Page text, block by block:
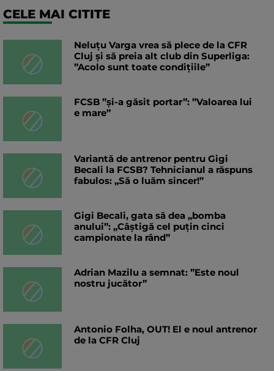
CELE MAI CITITE
Neluțu Varga vrea să plece de la CFR
Cluj și să preia alt club din Superliga:
”Acolo sunt toate condițiile”
FCSB ”și-a găsit portar”: ”Valoarea lui
e mare”
Variantă de antrenor pentru Gigi
Becali la FCSB? Tehnicianul a răspuns
fabulos: „Să o luăm sincer!”
Gigi Becali, gata să dea „bomba
anului”: „Câștigă cel puțin cinci
campionate la rând”
Adrian Mazilu a semnat: ”Este noul
nostru jucător”
Antonio Folha, OUT! El e noul antrenor
de la CFR Cluj